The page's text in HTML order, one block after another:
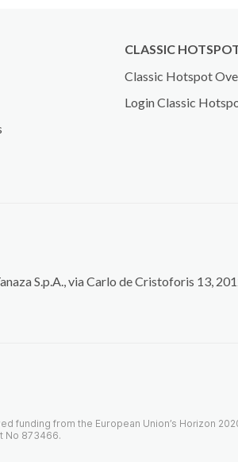
CLASSIC
Classic Hotspot
Login Classic
S.p.A., via Carlo de Cristoforis 13,
funding from the European Union’s Horizon
No 873466.